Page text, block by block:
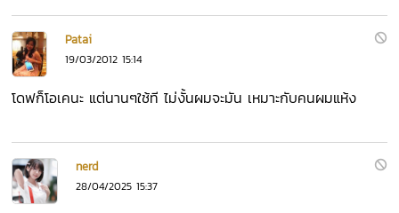
Patai
19/03/2012 15:14
โดฟก็โอเคนะ แต่นานๆใช้ที ไม่งั้นผมจะมัน เหมาะกับคนผมแห้ง
nerd
28/04/2025 15:37